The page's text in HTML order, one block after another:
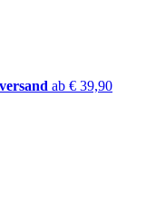
ab € 39,90